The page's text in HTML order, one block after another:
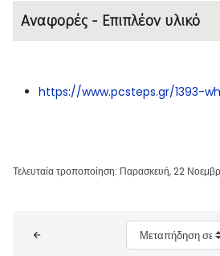
Αναφορές - Επιπλέον υλικό
https://www.pcsteps.gr/1393-
Τελευταία τροποποίηση: Παρασκευή, 22
Μεταπήδηση σε...